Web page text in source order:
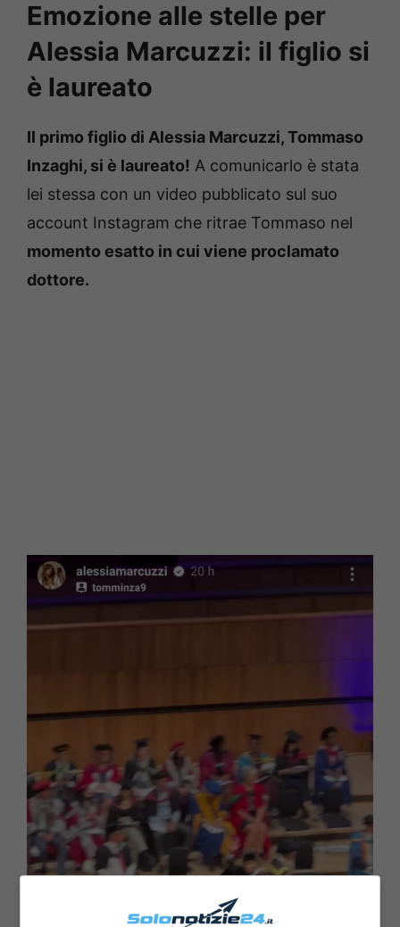
Emozione alle stelle per
Alessia Marcuzzi: il figlio si
è laureato
Il primo figlio di Alessia Marcuzzi, Tommaso
Inzaghi, si è laureato! A comunicarlo è stata
lei stessa con un video pubblicato sul suo
account Instagram che ritrae Tommaso nel
momento esatto in cui viene proclamato
dottore.